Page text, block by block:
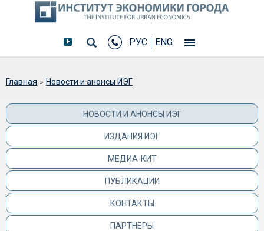
РУС ENG
Вы здесь
Главная » Новости и анонсы ИЭГ
НОВОСТИ И АНОНСЫ ИЭГ
ИЗДАНИЯ ИЭГ
МЕДИА-КИТ
ПУБЛИКАЦИИ
КОНТАКТЫ
ПАРТНЕРЫ